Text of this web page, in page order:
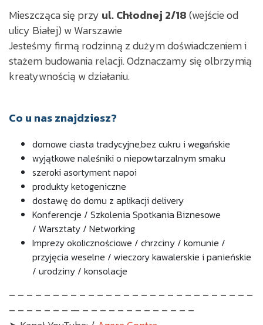
Mieszcząca się przy ul. Chłodnej 2/18(wejście od
ulicy Białej) w Warszawie
Jesteśmy firmą rodzinną z dużym doświadczeniem i
stażem budowania relacji.Odznaczamy się olbrzymią
kreatywnością w działaniu.
Co u nas znajdziesz?
domowe ciasta tradycyjne,bez cukru i wegańskie
wyjątkowe naleśniki o niepowtarzalnym smaku
szeroki asortyment napoi
produkty ketogeniczne
dostawę do domu z aplikacji delivery
Konferencje / Szkolenia Spotkania Biznesowe
/ Warsztaty / Networking
Imprezy okolicznościowe / chrzciny / komunie /
przyjęcia weselne / wieczory kawalerskie i panieńskie
/ urodziny / konsolacje
– – – – – – – – – – – – – – – – – – – – – – – – – – – –
– – – – – – – — – – – – – – – – – – – – –